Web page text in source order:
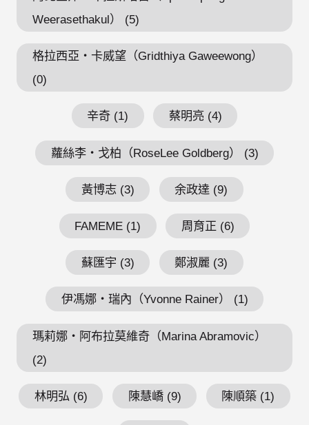
Weerasethakul） (5)
格拉西亞・卡威望（Gridthiya Gaweewong）
(0)
辛奇 (1) 蔡明亮 (4)
蘿絲李・戈柏（RoseLee Goldberg） (3)
黃博志 (3) 余政達 (9)
FAMEME (1) 周育正 (6)
蘇匯宇 (3) 鄭淑麗 (3)
伊馮娜・瑞內（Yvonne Rainer） (1)
瑪莉娜・阿布拉莫維奇（Marina Abramovic）
(2)
林明弘 (6) 陳慧嶠 (9) 陳順築 (1)